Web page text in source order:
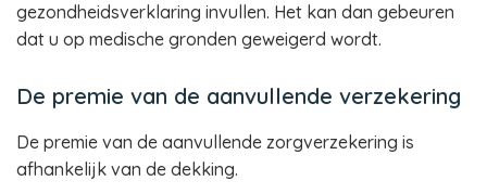
gezondheidsverklaring invullen. Het kan dan gebeuren
dat u op medische gronden geweigerd wordt.
De premie van de aanvullende verzekering
De premie van de aanvullende zorgverzekering is
afhankelijk van de dekking.